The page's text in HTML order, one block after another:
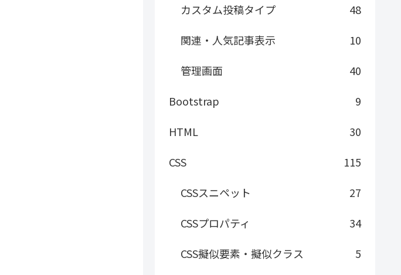
カスタム投稿タイプ
48
関連・人気記事表示
10
管理画面
40
Bootstrap
9
HTML
30
CSS
115
CSSスニペット
27
CSSプロパティ
34
CSS擬似要素・擬似クラス
5